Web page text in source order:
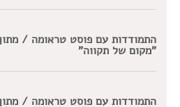
התמודדות עם פוסט טראומה /
"מקום של תקווה"
התמודדות עם פוסט טראומה /